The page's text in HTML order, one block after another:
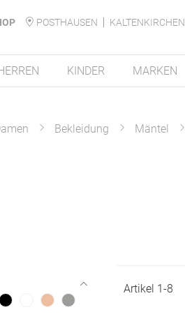
POSTHAUSEN
KALTENKIRCHEN
KINDER MARKEN
Bekleidung Mäntel
Artikel 1-8